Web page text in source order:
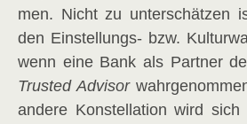
men. Nicht zu unter­schät­zen
den Ein­stel­lungs- bzw.
wenn eine Bank als Part­ner
Trus­ted Advi­sor
ande­re Kon­stel­la­ti­on wird